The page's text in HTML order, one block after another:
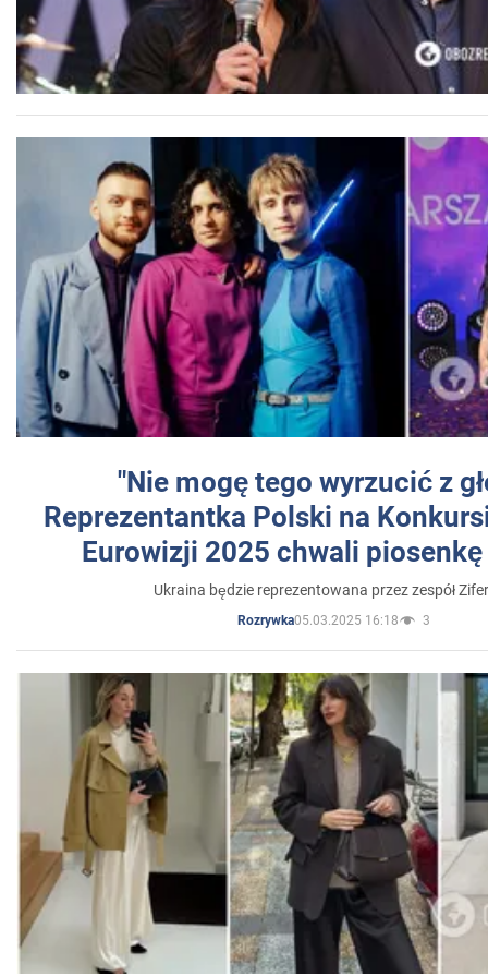
"Nie mogę tego wyrzucić z
Reprezentantka Polski na
Eurowizji 2025 chwali
Ukraina będzie reprezentowana przez zespół
Rozrywka05.03.2025 16:18 3